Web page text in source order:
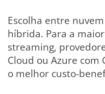
Escolha entre
híbrida. Para a
streaming,
Cloud ou Azure com
o melhor custo-